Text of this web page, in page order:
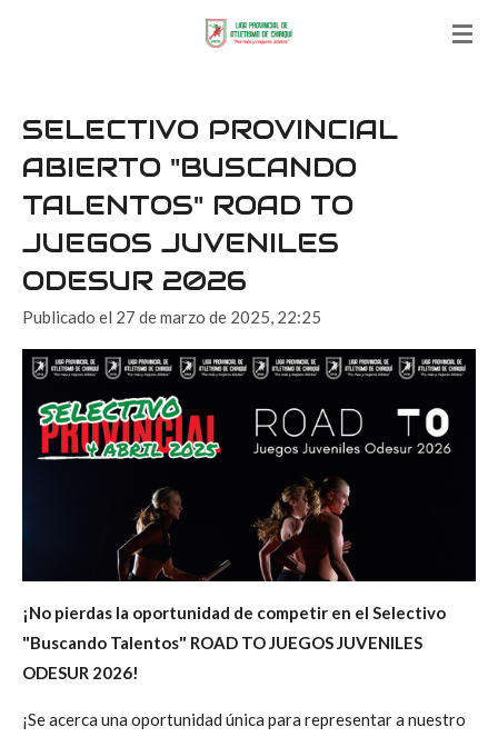
SELECTIVO PROVINCIAL
ABIERTO "BUSCANDO
TALENTOS" ROAD TO
JUEGOS JUVENILES
ODESUR 2026
Publicado el 27 de marzo de 2025, 22:25
¡No pierdas la oportunidad de competir en el Selectivo
"Buscando Talentos" ROAD TO JUEGOS JUVENILES
ODESUR 2026!
¡Se acerca una oportunidad única para representar a nuestro